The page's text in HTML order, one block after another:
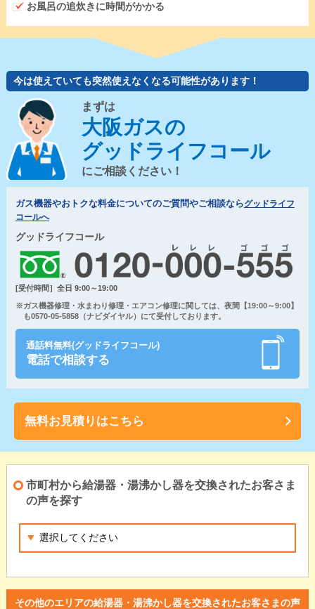
お風呂の追炊きに時間がかかる
今は使えていても突然使えなくなる可能性があります！
まずは
大阪ガスの
グッドライフコール
にご相談ください！
ガス機器やおトクな料金についてのご質問やご相談ならグッドライフ
コールへ
グッドライフコール
[受付時間］全日 9:00～19:00
※ガス機器修理・水まわり修理・エアコン修理に関しては、夜間【19:00～9:00】
も0570-05-5858（ナビダイヤル）にて受付しております。
通話料無料(グッドライフコール)
電話で相談する
無料お見積りはこちら
市町村から給湯器・湯沸かし器を交換されたお客さま
の声を探す
その他のエリアの給湯器・湯沸かし器を交換されたお客さまの声